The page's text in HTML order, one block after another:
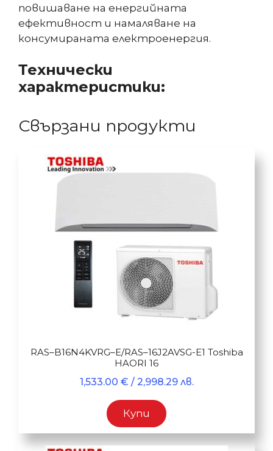
повишаване на енергийната
ефективност и намаляване на
консумираната електроенергия.
Технически
характеристики:
Свързани продукти
RAS–B16N4KVRG–E/RAS–16J2AVSG-E1 Toshiba
HAORI 16
1,533.00 € / 2,998.29 лв.
Купи